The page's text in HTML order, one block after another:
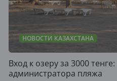
НОВОСТИ КАЗАХСТАНА
Вход к озеру за 3000
администратора пляжа